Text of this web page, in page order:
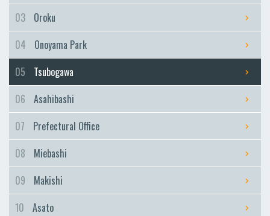
Asato
Naha City Hospital
Omoromachi
Gibo
03
Oroku
04
Onoyama Park
05
Tsubogawa
06
Asahibashi
07
Prefectural Office
08
Miebashi
09
Makishi
10
Asato